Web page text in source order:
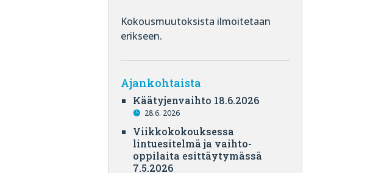
Kokousmuutoksista ilmoitetaan
erikseen.
Ajankohtaista
Käätyjenvaihto 18.6.2026
28.6. 2026
Viikkokokouksessa
lintuesitelmä ja vaihto-
oppilaita esittäytymässä
7.5.2026